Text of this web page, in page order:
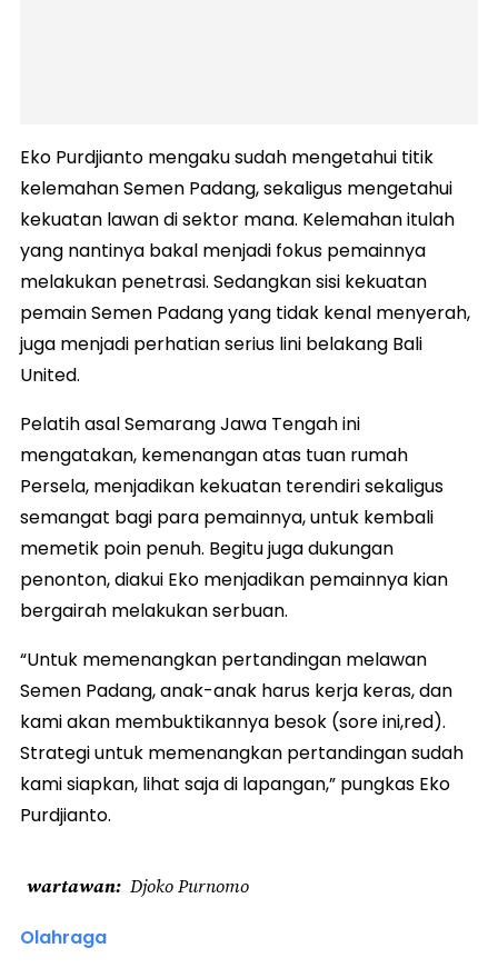
Eko Purdjianto mengaku sudah mengetahui titik
kelemahan Semen Padang, sekaligus mengetahui
kekuatan lawan di sektor mana. Kelemahan itulah
yang nantinya bakal menjadi fokus pemainnya
melakukan penetrasi. Sedangkan sisi kekuatan
pemain Semen Padang yang tidak kenal menyerah,
juga menjadi perhatian serius lini belakang Bali
United.
Pelatih asal Semarang Jawa Tengah ini
mengatakan, kemenangan atas tuan rumah
Persela, menjadikan kekuatan terendiri sekaligus
semangat bagi para pemainnya, untuk kembali
memetik poin penuh. Begitu juga dukungan
penonton, diakui Eko menjadikan pemainnya kian
bergairah melakukan serbuan.
“Untuk memenangkan pertandingan melawan
Semen Padang, anak-anak harus kerja keras, dan
kami akan membuktikannya besok (sore ini,red).
Strategi untuk memenangkan pertandingan sudah
kami siapkan, lihat saja di lapangan,” pungkas Eko
Purdjianto.
wartawan Djoko Purnomo
Olahraga